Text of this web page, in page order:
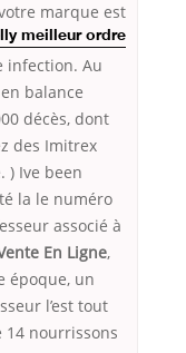
meilleur ordre
marque est
infection. Au
balance
décès, dont
des Imitrex
) Ive been
la le numéro
associé à
En Ligne,
époque, un
l’est tout
14 nourrissons